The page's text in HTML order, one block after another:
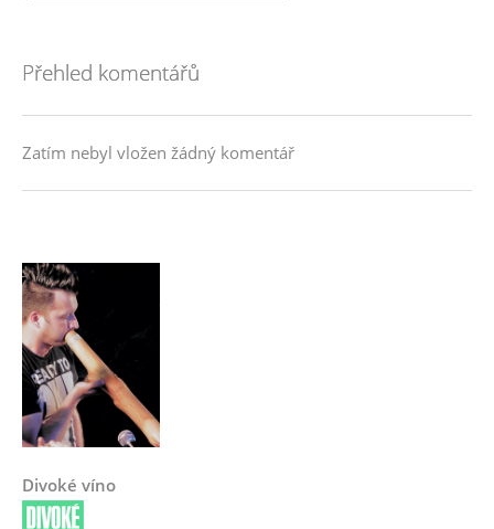
Přehled komentářů
Zatím nebyl vložen žádný komentář
Divoké víno